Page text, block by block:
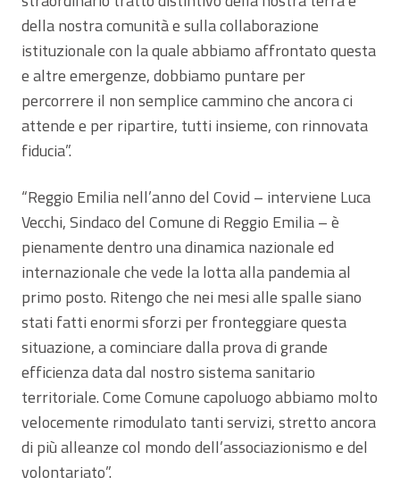
della nostra comunità e sulla collaborazione
istituzionale con la quale abbiamo affrontato questa
e altre emergenze, dobbiamo puntare per
percorrere il non semplice cammino che ancora ci
attende e per ripartire, tutti insieme, con rinnovata
fiducia”.
“Reggio Emilia nell’anno del Covid – interviene Luca
Vecchi, Sindaco del Comune di Reggio Emilia – è
pienamente dentro una dinamica nazionale ed
internazionale che vede la lotta alla pandemia al
primo posto. Ritengo che nei mesi alle spalle siano
stati fatti enormi sforzi per fronteggiare questa
situazione, a cominciare dalla prova di grande
efficienza data dal nostro sistema sanitario
territoriale. Come Comune capoluogo abbiamo molto
velocemente rimodulato tanti servizi, stretto ancora
di più alleanze col mondo dell’associazionismo e del
volontariato”.